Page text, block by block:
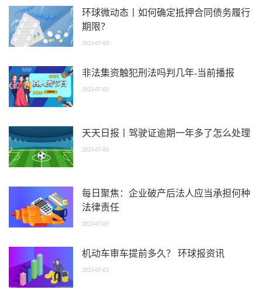
环球微动态丨如何确定抵押合同债务履行
期限？
2023-07-03
非法集资触犯刑法吗判几年-当前播报
2023-07-03
天天日报丨驾驶证逾期一年多了怎么处理
2023-07-03
每日聚焦：企业破产后法人应当承担何种
法律责任
2023-07-03
机动车审车提前多久？ 环球报资讯
2023-07-03